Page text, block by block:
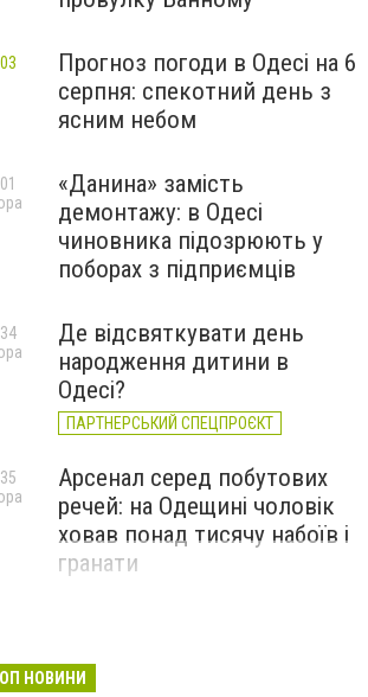
Прогноз погоди в Одесі на 6
серпня: спекотний день з
ясним небом
«Данина» замість
демонтажу: в Одесі
чиновника підозрюють у
поборах з підприємців
Де відсвяткувати день
народження дитини в
Одесі?
ПАРТНЕРСЬКИЙ СПЕЦПРОЄКТ
Арсенал серед побутових
речей: на Одещині чоловік
ховав понад тисячу набоїв і
гранати
НОВИНИ